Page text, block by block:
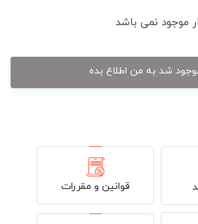
موجود نمی باشد
شد به من اطلاع بده
قوانین و مقررات